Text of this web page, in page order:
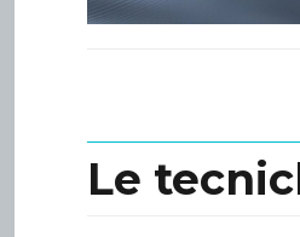
Le